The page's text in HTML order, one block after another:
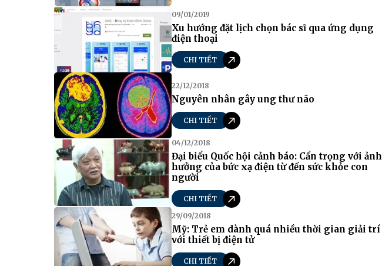
09/01/2019
Xu hướng đặt lịch chọn bác sĩ qua ứng dụng
điện thoại
CHI TIẾT
22/12/2018
Nguyên nhân gây ung thư não
CHI TIẾT
04/12/2018
Đại biểu Quốc hội cảnh báo: Cẩn trọng với ảnh
hưởng của bức xạ điện từ đến sức khỏe con
người
CHI TIẾT
29/09/2018
Mỹ: Trẻ em dành quá nhiều thời gian giải trí
với thiết bị điện tử
CHI TIẾT